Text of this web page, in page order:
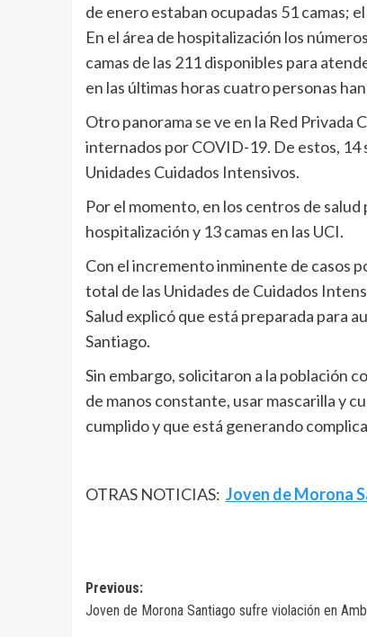
de enero estaban ocupadas 51 camas;
En el área de hospitalización los
camas de las 211 disponibles para
en las últimas horas cuatro personas
Otro panorama se ve en la Red
internados por COVID-19. De estos, 14
Unidades Cuidados Intensivos.
Por el momento, en los centros de
hospitalización y 13 camas en las UCI.
Con el incremento inminente de casos
total de las Unidades de Cuidados
Salud explicó que está preparada para
Santiago.
Sin embargo, solicitaron a la población
de manos constante, usar mascarilla y
cumplido y que está generando
OTRAS NOTICIAS: Joven de Morona
Navegación
de
Previous:
Joven de Morona Santiago sufre violación en